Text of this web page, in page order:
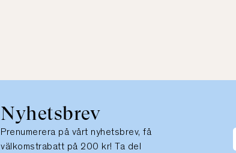
Nyhetsbrev
Prenumerera på vårt nyhetsbrev, få
välkomstrabatt på 200 kr! Ta del